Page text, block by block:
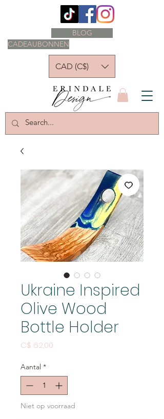
CADEAUBONNEN
BLOG
CAD (C$)
Ukraine Inspired
Olive Wood
Bottle Holder
C$ 62,00
Aantal *
Niet op voorraad